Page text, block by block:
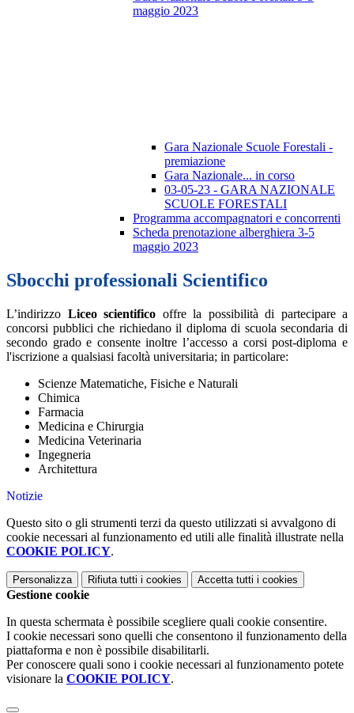
maggio 2023
Gara Nazionale Scuole Forestali -
premiazione
Gara Nazionale... in corso
03-05-23 - GARA NAZIONALE
SCUOLE FORESTALI
Programma accompagnatori e concorrenti
Scheda prenotazione alberghiera 3-5
maggio 2023
Sbocchi professionali Scientifico
L’indirizzo Liceo scientifico offre la possibilità di partecipare a
concorsi pubblici che richiedano il diploma di scuola secondaria di
secondo grado e consente inoltre l’accesso a corsi post-diploma e
l'iscrizione a qualsiasi facoltà universitaria; in particolare:
Scienze Matematiche, Fisiche e Naturali
Chimica
Farmacia
Medicina e Chirurgia
Medicina Veterinaria
Ingegneria
Architettura
Notizie
Questo sito o gli strumenti terzi da questo utilizzati si avvalgono di
cookie necessari al funzionamento ed utili alle finalità illustrate nella
COOKIE POLICY.
Personalizza Rifiuta tutti i cookies Accetta tutti i cookies
Gestione cookie
In questa schermata è possibile scegliere quali cookie consentire.
I cookie necessari sono quelli che consentono il funzionamento della
piattaforma e non è possibile disabilitarli.
Per conoscere quali sono i cookie necessari al funzionamento potete
visionare la COOKIE POLICY.